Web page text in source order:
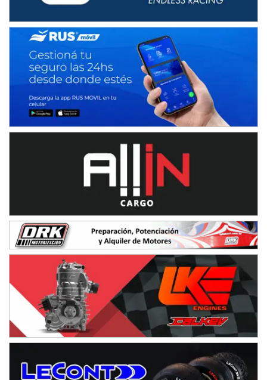
Ciudad de Avellaneda (Asfalto)
Avellaneda (Santa Fe)
SUR SANTAFESINO - F4
José Samuel Sánchez (Tierra)
Rufino (Santa Fe)
TUCUMANO - F5
Juan Navarro (Asfalto)